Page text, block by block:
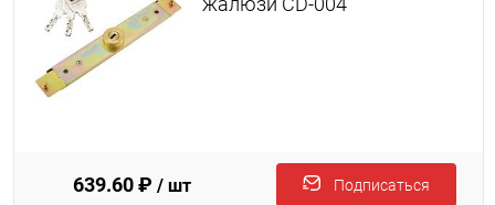
639.60 ₽ / шт Подписаться